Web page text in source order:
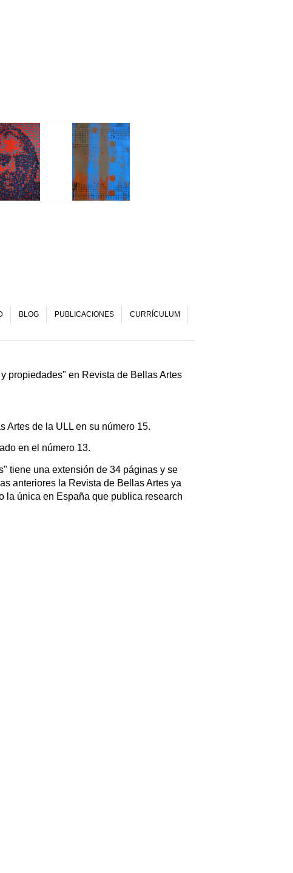
BLOG PUBLICACIONES CURRÍCULUM
propiedades" en Revista de Bellas Artes
Artes de la ULL en su número 15.
en el número 13.
tiene una extensión de 34 páginas y se
anteriores la Revista de Bellas Artes ya
la única en España que publica research